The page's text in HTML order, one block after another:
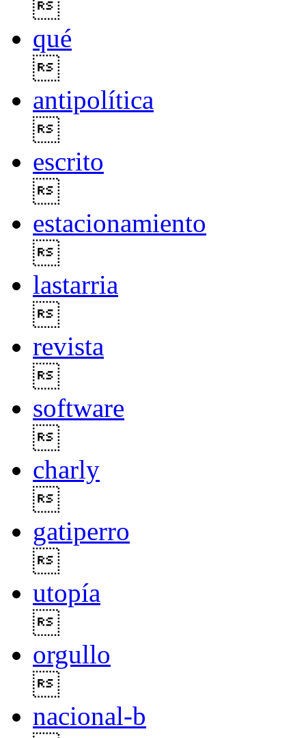
qué
antipolítica
escrito
estacionamiento
lastarria
revista
software
charly
gatiperro
utopía
orgullo
nacional-b